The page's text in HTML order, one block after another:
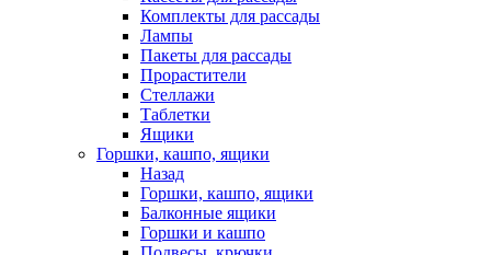
Комплекты для рассады
Лампы
Пакеты для рассады
Прорастители
Стеллажи
Таблетки
Ящики
Горшки, кашпо, ящики
Назад
Горшки, кашпо, ящики
Балконные ящики
Горшки и кашпо